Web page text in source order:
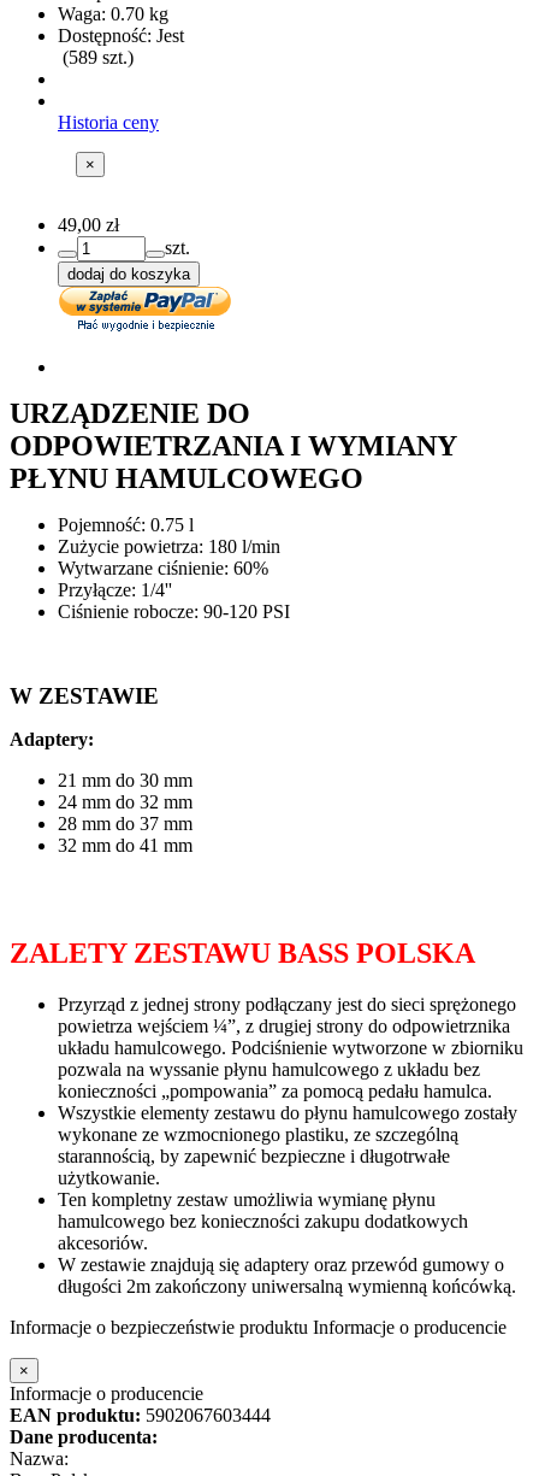
Waga: 0.70 kg
Dostępność: Jest
(589 szt.)
Historia ceny
×
49,00 zł
szt.
dodaj do koszyka
URZĄDZENIE DO
ODPOWIETRZANIA I WYMIANY
PŁYNU HAMULCOWEGO
Pojemność: 0.75 l
Zużycie powietrza: 180 l/min
Wytwarzane ciśnienie: 60%
Przyłącze: 1/4''
Ciśnienie robocze: 90-120 PSI
W ZESTAWIE
Adaptery:
21 mm do 30 mm
24 mm do 32 mm
28 mm do 37 mm
32 mm do 41 mm
ZALETY ZESTAWU BASS POLSKA
Przyrząd z jednej strony podłączany jest do sieci sprężonego
powietrza wejściem ¼”, z drugiej strony do odpowietrznika
układu hamulcowego. Podciśnienie wytworzone w zbiorniku
pozwala na wyssanie płynu hamulcowego z układu bez
konieczności „pompowania” za pomocą pedału hamulca.
Wszystkie elementy zestawu do płynu hamulcowego zostały
wykonane ze wzmocnionego plastiku, ze szczególną
starannością, by zapewnić bezpieczne i długotrwałe
użytkowanie.
Ten kompletny zestaw umożliwia wymianę płynu
hamulcowego bez konieczności zakupu dodatkowych
akcesoriów.
W zestawie znajdują się adaptery oraz przewód gumowy o
długości 2m zakończony uniwersalną wymienną końcówką.
Informacje o bezpieczeństwie produktu Informacje o producencie
×
Informacje o producencie
EAN produktu: 5902067603444
Dane producenta:
Nazwa: